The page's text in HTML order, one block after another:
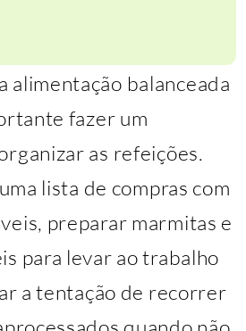
alimentação balanceada
fazer um
as refeições.
lista de compras com
preparar marmitas e
para levar ao trabalho
a tentação de recorrer